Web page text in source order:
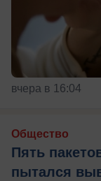
вчера в 16:04
Общество
Пять
пытался